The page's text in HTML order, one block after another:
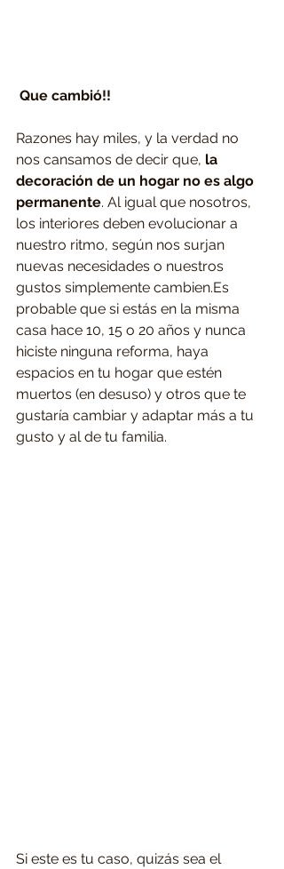
Que cambió!!
Razones hay miles, y la verdad no
nos cansamos de decir que, la
decoración de un hogar no es algo
permanente. Al igual que nosotros,
los interiores deben evolucionar a
nuestro ritmo, según nos surjan
nuevas necesidades o nuestros
gustos simplemente cambien.Es
probable que si estás en la misma
casa hace 10, 15 o 20 años y nunca
hiciste ninguna reforma, haya
espacios en tu hogar que estén
muertos (en desuso) y otros que te
gustaría cambiar y adaptar más a tu
gusto y al de tu familia.
Si este es tu caso, quizás sea el